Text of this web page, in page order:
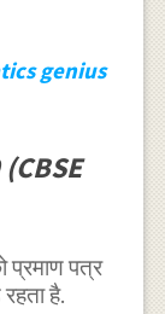
genius
(CBSE
प्रमाण पत्र
है.